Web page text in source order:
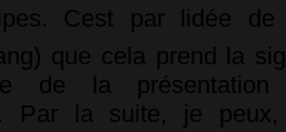
Cest par lidée
que cela prend la
de la
Par la suite, je